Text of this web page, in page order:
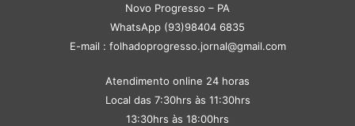
Novo Progresso – PA
WhatsApp (93)98404 6835
E-mail : folhadoprogresso.jornal@gmail.com
Atendimento online 24 horas
Local das 7:30hrs às 11:30hrs
13:30hrs às 18:00hrs